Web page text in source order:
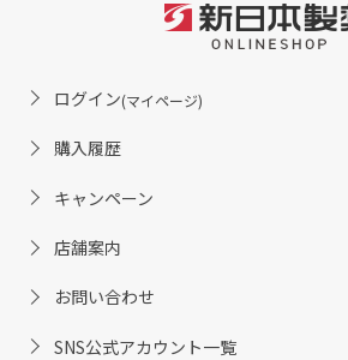
ログイン(マイページ)
購入履歴
キャンペーン
店舗案内
お問い合わせ
SNS公式アカウント一覧